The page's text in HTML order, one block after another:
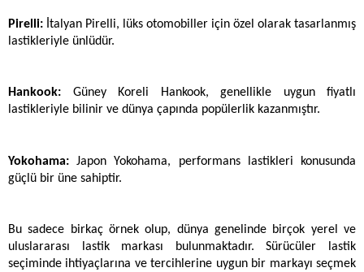
Pirelli: İtalyan Pirelli, lüks otomobiller için özel olarak tasarlanmış
lastikleriyle ünlüdür.
Hankook: Güney Koreli Hankook, genellikle uygun fiyatlı
lastikleriyle bilinir ve dünya çapında popülerlik kazanmıştır.
Yokohama: Japon Yokohama, performans lastikleri konusunda
güçlü bir üne sahiptir.
Bu sadece birkaç örnek olup, dünya genelinde birçok yerel ve
uluslararası lastik markası bulunmaktadır. Sürücüler lastik
seçiminde ihtiyaçlarına ve tercihlerine uygun bir markayı seçmek